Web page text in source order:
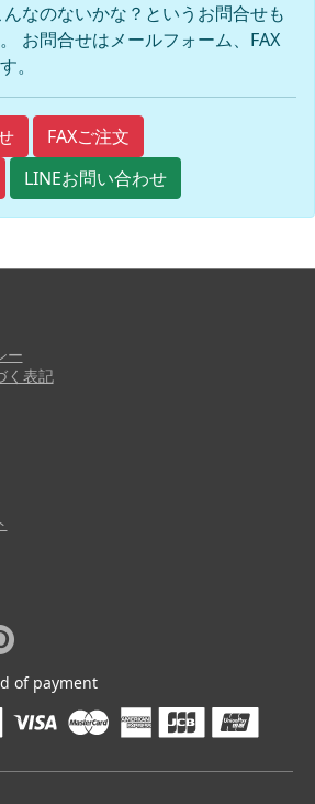
なのないかな？というお問合せも
お問合せはメールフォーム、FAX
。
FAXご注文
LINEお問い合わせ
ー
く表記
of payment